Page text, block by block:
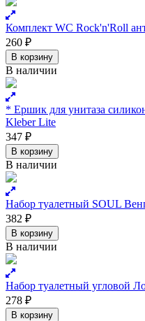
Комплект WC Rock'n'Roll
260 ₽
В корзину
В наличии
* Ершик для унитаза
Kleber Lite
347 ₽
В корзину
В наличии
Набор туалетный SOUL
382 ₽
В корзину
В наличии
Набор туалетный угловой
278 ₽
В корзину